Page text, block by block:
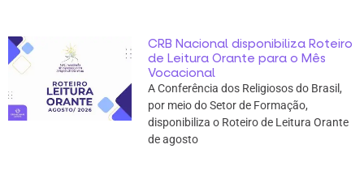
CRB Nacional disponibiliza Roteiro
de Leitura Orante para o Mês
Vocacional
A Conferência dos Religiosos do Brasil,
por meio do Setor de Formação,
disponibiliza o Roteiro de Leitura Orante
de agosto